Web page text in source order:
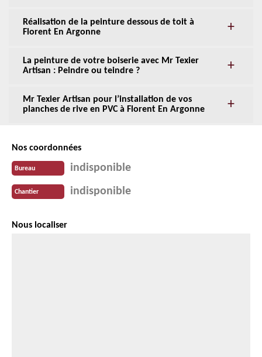
Réalisation de la peinture dessous de toit à
Florent En Argonne
La peinture de votre boiserie avec Mr Texier
Artisan : Peindre ou teindre ?
Mr Texier Artisan pour l’installation de vos
planches de rive en PVC à Florent En Argonne
Nos coordonnées
Bureau indisponible
Chantier indisponible
Nous localiser